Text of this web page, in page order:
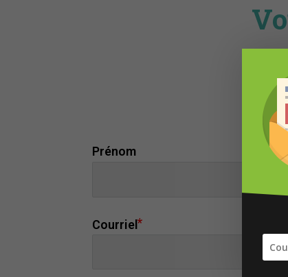
Prénom
Courriel